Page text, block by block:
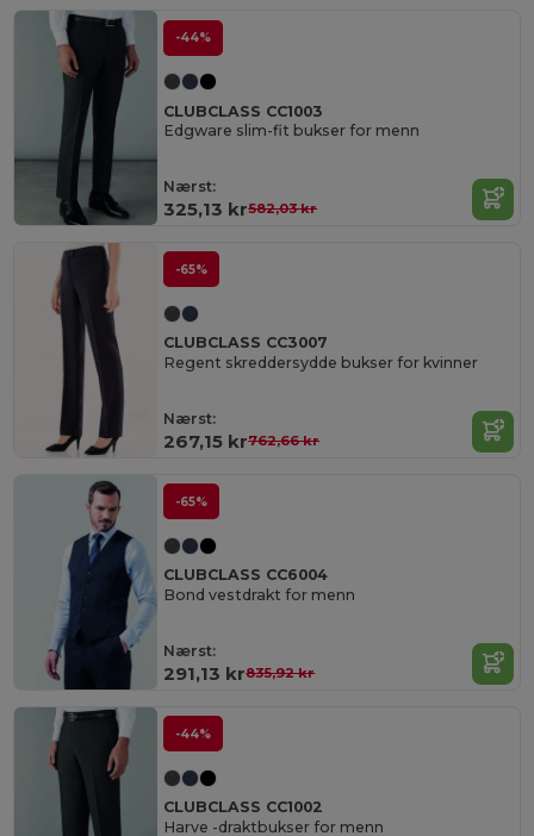
-44%
CLUBCLASS CC1003
Edgware slim-fit bukser for menn
Nærst:
325,13 kr582,03 kr
-65%
CLUBCLASS CC3007
Regent skreddersydde bukser for kvinner
Nærst:
267,15 kr762,66 kr
-65%
CLUBCLASS CC6004
Bond vestdrakt for menn
Nærst:
291,13 kr835,92 kr
-44%
CLUBCLASS CC1002
Harve -draktbukser for menn